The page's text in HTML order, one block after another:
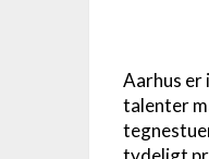
Aarhus er
talenter